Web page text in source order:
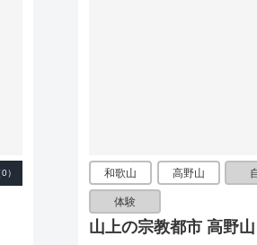
和歌山 高野山
体験
山上の宗教都市 高野